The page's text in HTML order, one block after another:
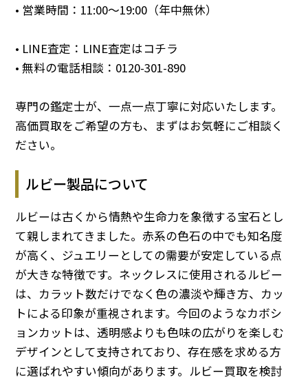
• 営業時間：11:00～19:00（年中無休）
• LINE査定： LINE査定はコチラ
• 無料の電話相談： 0120-301-890
専門の鑑定士が、一点一点丁寧に対応いたします。
高価買取をご希望の方も、まずはお気軽にご相談く
ださい。
ルビー製品について
ルビーは古くから情熱や生命力を象徴する宝石とし
て親しまれてきました。赤系の色石の中でも知名度
が高く、ジュエリーとしての需要が安定している点
が大きな特徴です。ネックレスに使用されるルビー
は、カラット数だけでなく色の濃淡や輝き方、カッ
トによる印象が重視されます。今回のようなカボシ
ョンカットは、透明感よりも色味の広がりを楽しむ
デザインとして支持されており、存在感を求める方
に選ばれやすい傾向があります。ルビー買取を検討